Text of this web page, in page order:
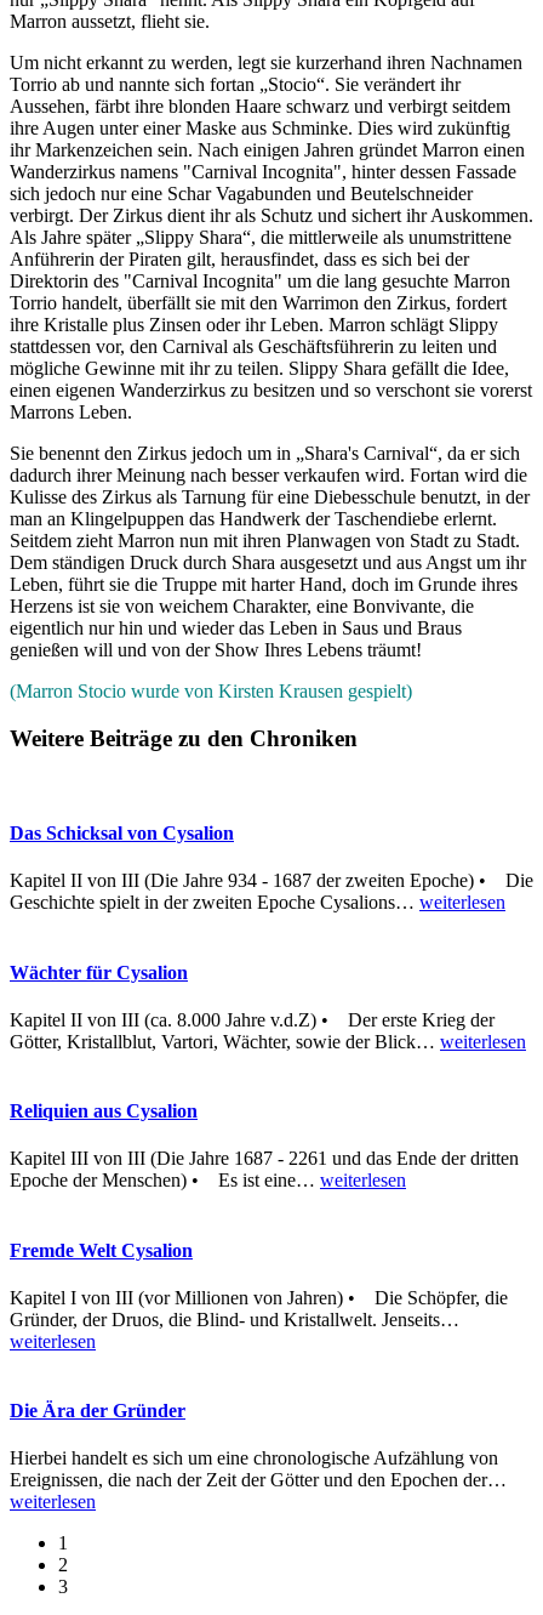
Marron aussetzt, flieht sie.
Um nicht erkannt zu werden, legt sie kurzerhand ihren Nachnamen
Torrio ab und nannte sich fortan „Stocio“. Sie verändert ihr
Aussehen, färbt ihre blonden Haare schwarz und verbirgt seitdem
ihre Augen unter einer Maske aus Schminke. Dies wird zukünftig
ihr Markenzeichen sein. Nach einigen Jahren gründet Marron einen
Wanderzirkus namens "Carnival Incognita", hinter dessen Fassade
sich jedoch nur eine Schar Vagabunden und Beutelschneider
verbirgt. Der Zirkus dient ihr als Schutz und sichert ihr Auskommen.
Als Jahre später „Slippy Shara“, die mittlerweile als unumstrittene
Anführerin der Piraten gilt, herausfindet, dass es sich bei der
Direktorin des "Carnival Incognita" um die lang gesuchte Marron
Torrio handelt, überfällt sie mit den Warrimon den Zirkus, fordert
ihre Kristalle plus Zinsen oder ihr Leben. Marron schlägt Slippy
stattdessen vor, den Carnival als Geschäftsführerin zu leiten und
mögliche Gewinne mit ihr zu teilen. Slippy Shara gefällt die Idee,
einen eigenen Wanderzirkus zu besitzen und so verschont sie vorerst
Marrons Leben.
Sie benennt den Zirkus jedoch um in „Shara's Carnival“, da er sich
dadurch ihrer Meinung nach besser verkaufen wird. Fortan wird die
Kulisse des Zirkus als Tarnung für eine Diebesschule benutzt, in der
man an Klingelpuppen das Handwerk der Taschendiebe erlernt.
Seitdem zieht Marron nun mit ihren Planwagen von Stadt zu Stadt.
Dem ständigen Druck durch Shara ausgesetzt und aus Angst um ihr
Leben, führt sie die Truppe mit harter Hand, doch im Grunde ihres
Herzens ist sie von weichem Charakter, eine Bonvivante, die
eigentlich nur hin und wieder das Leben in Saus und Braus
genießen will und von der Show Ihres Lebens träumt!
(Marron Stocio wurde von Kirsten Krausen gespielt)
Weitere Beiträge zu den Chroniken
Das Schicksal von Cysalion
Kapitel II von III (Die Jahre 934 - 1687 der zweiten Epoche) • Die
Geschichte spielt in der zweiten Epoche Cysalions… weiterlesen
Wächter für Cysalion
Kapitel II von III (ca. 8.000 Jahre v.d.Z) • Der erste Krieg der
Götter, Kristallblut, Vartori, Wächter, sowie der Blick… weiterlesen
Reliquien aus Cysalion
Kapitel III von III (Die Jahre 1687 - 2261 und das Ende der dritten
Epoche der Menschen) • Es ist eine… weiterlesen
Fremde Welt Cysalion
Kapitel I von III (vor Millionen von Jahren) • Die Schöpfer, die
Gründer, der Druos, die Blind- und Kristallwelt. Jenseits…
weiterlesen
Die Ära der Gründer
Hierbei handelt es sich um eine chronologische Aufzählung von
Ereignissen, die nach der Zeit der Götter und den Epochen der…
weiterlesen
1
2
3